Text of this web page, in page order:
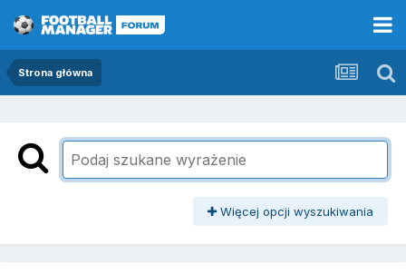
Strona główna
Więcej opcji wyszukiwania